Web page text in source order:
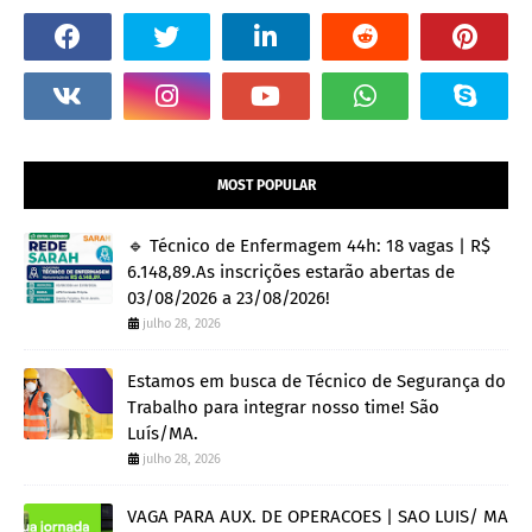
MOST POPULAR
🔹 Técnico de Enfermagem 44h: 18 vagas | R$
6.148,89.As inscrições estarão abertas de
03/08/2026 a 23/08/2026!
julho 28, 2026
Estamos em busca de Técnico de Segurança do
Trabalho para integrar nosso time! São
Luís/MA.
julho 28, 2026
VAGA PARA AUX. DE OPERACOES | SAO LUIS/ MA